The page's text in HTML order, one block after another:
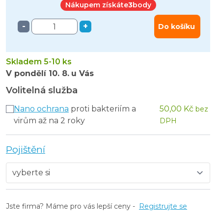
Nákupem získáte3body
- + Do košíku
Skladem 5-10 ks
V pondělí 10. 8. u Vás
Volitelná služba
Nano ochrana proti bakteriím a
virům až na 2 roky
50,00 Kč bez
DPH
Pojištění
Jste firma? Máme pro vás lepší ceny - Registrujte se